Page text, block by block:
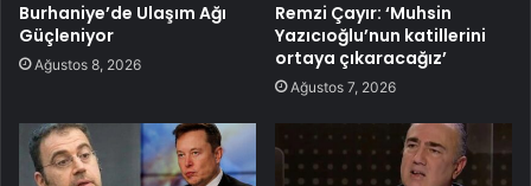
Burhaniye’de Ulaşım Ağı
Güçleniyor
Ağustos 8, 2026
Remzi Çayır: ‘Muhsin
Yazıcıoğlu’nun katillerini
ortaya çıkaracağız’
Ağustos 7, 2026